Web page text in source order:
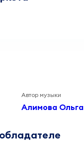
Автор музыки
Алимова Ольга